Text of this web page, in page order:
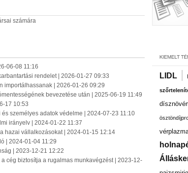
számára
06-08 11:16
rendelet | 2026-01-27 09:33
importálhassanak | 2026-01-26 09:29
bevezetése után | 2025-06-19 11:49
17 10:53
személyes adatok védelme | 2024-07-23 11:10
irányelv | 2024-01-22 11:37
hazai vállalkozásokat | 2024-01-15 12:14
| 2024-01-04 11:29
| 2023-12-21 12:22
cég biztosítja a rugalmas munkavégzést | 2023-12-
LIDL |